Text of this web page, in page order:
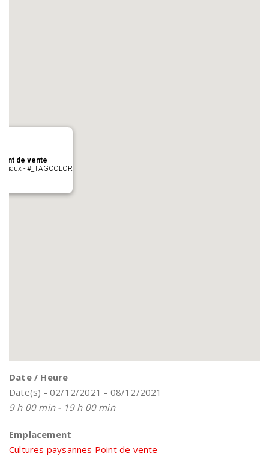
de vente
- #_TAGCOLOR
Date / Heure
Date(s) - 02/12/2021 - 08/12/2021
9 h 00 min - 19 h 00 min
Emplacement
Cultures paysannes Point de vente